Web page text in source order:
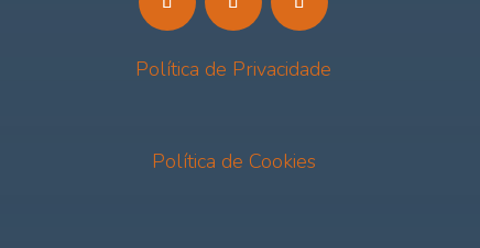
Política de Privacidade
Política de Cookies